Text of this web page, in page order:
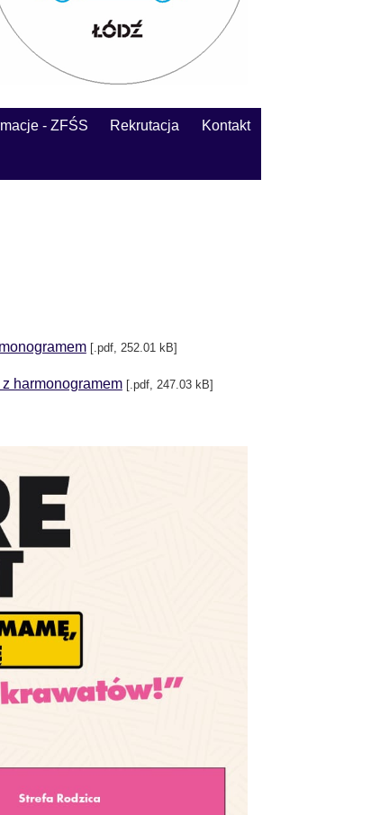
- ZFŚS Rekrutacja Kontakt
[.pdf, 252.01 kB]
harmonogramem[.pdf, 247.03 kB]